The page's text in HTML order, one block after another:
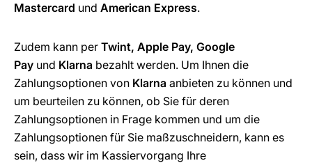
Mastercard und American Express.
Zudem kann per Twint, Apple Pay, Google
Pay und Klarna bezahlt werden. Um Ihnen die
Zahlungsoptionen von Klarna anbieten zu können und
um beurteilen zu können, ob Sie für deren
Zahlungsoptionen in Frage kommen und um die
Zahlungsoptionen für Sie maßzuschneidern, kann es
sein, dass wir im Kassiervorgang Ihre